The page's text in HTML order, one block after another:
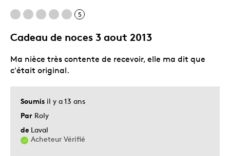
Les meilleures utilisations
Cadeau pour adulte
Occasion spéciale
5
Cadeau de noces 3 aout 2013
Soumis il y a 13 ans
Par Roly
de Laval
Acheteur Vérifié
Ma nièce très contente de recevoir, elle ma dit que
c'était original.